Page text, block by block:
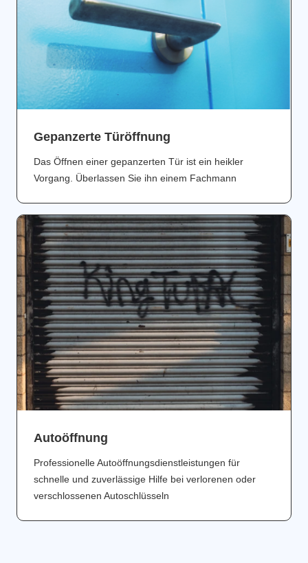
Gepanzerte Türöffnung
Das Öffnen einer gepanzerten Tür ist ein heikler
Vorgang. Überlassen Sie ihn einem Fachmann
Аutoöffnung
Professionelle Autoöffnungsdienstleistungen für
schnelle und zuverlässige Hilfe bei verlorenen oder
verschlossenen Autoschlüsseln